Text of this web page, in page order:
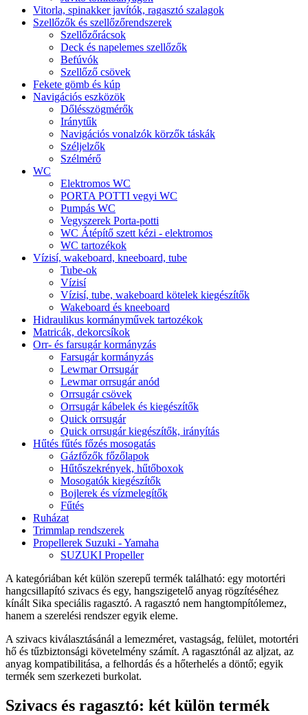
Vitorla, spinakker javítók, ragasztó szalagok
Szellőzők és szellőzőrendszerek
Szellőzőrácsok
Deck és napelemes szellőzők
Befúvók
Szellőző csövek
Fekete gömb és kúp
Navigációs eszközök
Dőlésszögmérők
Iránytűk
Navigációs vonalzók körzők táskák
Széljelzők
Szélmérő
WC
Elektromos WC
PORTA POTTI vegyi WC
Pumpás WC
Vegyszerek Porta-potti
WC Átépítő szett kézi - elektromos
WC tartozékok
Vízisí, wakeboard, kneeboard, tube
Tube-ok
Vízisí
Vízisí, tube, wakeboard kötelek kiegészítők
Wakeboard és kneeboard
Hidraulikus kormányművek tartozékok
Matricák, dekorcsíkok
Orr- és farsugár kormányzás
Farsugár kormányzás
Lewmar Orrsugár
Lewmar orrsugár anód
Orrsugár csövek
Orrsugár kábelek és kiegészítők
Quick orrsugár
Quick orrsugár kiegészítők, irányítás
Hűtés fűtés főzés mosogatás
Gázfőzők főzőlapok
Hűtőszekrények, hűtőboxok
Mosogatók kiegészítők
Bojlerek és vízmelegítők
Fűtés
Ruházat
Trimmlap rendszerek
Propellerek Suzuki - Yamaha
SUZUKI Propeller
A kategóriában két külön szerepű termék található: egy motortéri
hangcsillapító szivacs és egy, hangszigetelő anyag rögzítéséhez
kínált Sika speciális ragasztó. A ragasztó nem hangtompítólemez,
hanem a szerelési rendszer egyik eleme.
A szivacs kiválasztásánál a lemezméret, vastagság, felület, motortéri
hő és tűzbiztonsági követelmény számít. A ragasztónál az aljzat, az
anyag kompatibilitása, a felhordás és a hőterhelés a döntő; egyik
termék sem szerkezeti burkolat.
Szivacs és ragasztó: két külön termék